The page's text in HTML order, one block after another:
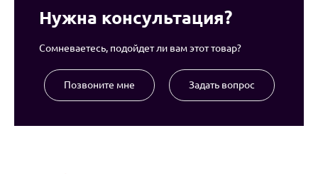
Нужна консультация?
Сомневаетесь, подойдет ли вам этот товар?
Позвоните мне Задать вопрос